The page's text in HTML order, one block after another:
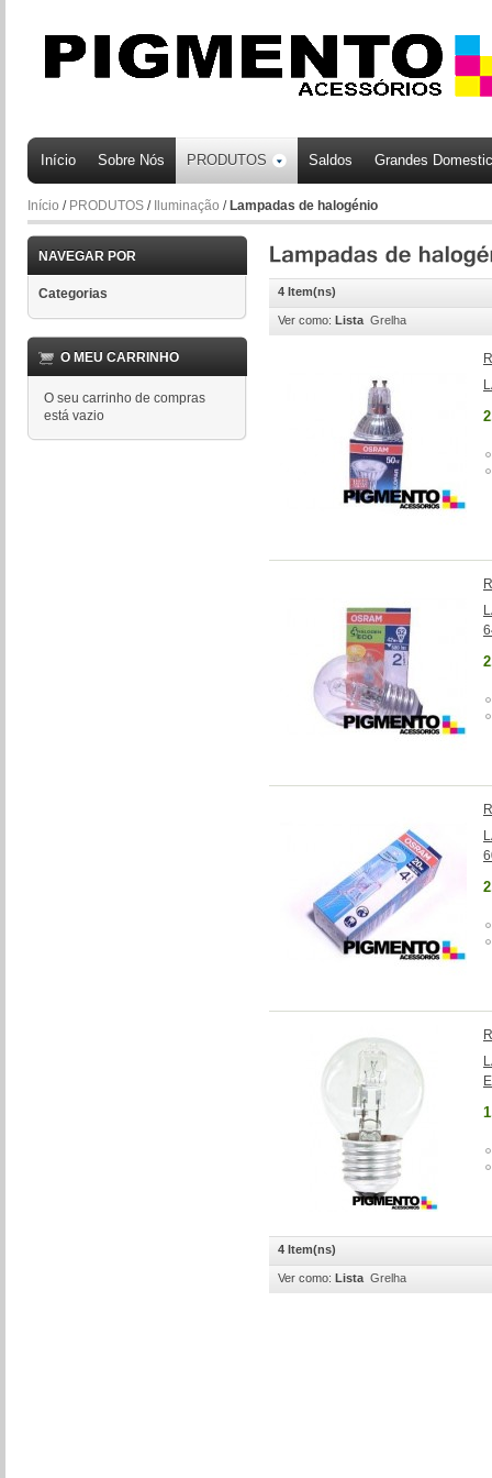
Início Sobre Nós PRODUTOS Saldos Grandes
Início / PRODUTOS / Iluminação / Lampadas de halogénio
NAVEGAR POR
Categorias
O MEU CARRINHO
O seu carrinho de compras
está vazio
4 Item(ns)
Ver como: Lista Grelha
4 Item(ns)
Ver como: Lista Grelha